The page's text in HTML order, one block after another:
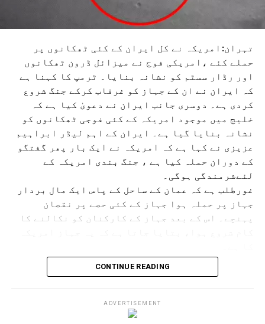
تہران:امریکہ نے کل ایران کے کئی ٹھکانوں پر
حملے کئے ،امریکی فوج نے میزائل ڈرون ٹھکانوں
اور رڈار سسٹم کو نشانہ بنایا۔ ٹرمپ کا کہنا ہے
کہ ایران نے ان کے جہاز کو غرقاب کرکے جنگ شروع
کردی ہے۔ دوسری جانب ایران نے دعویٰ کیا ہے کہ
خلیج میں موجود امریکہ کے کئی فوجی ٹھکانوں کو
نشانہ بنایا گیا ہے۔ ایران کے اہم لیڈر ابراہیم
عزیزی نے کہا ہے کہ امریکہ نے ایک بار پھر گفتگو
کے دوران حملہ کیا ہے ، جنگ بندی امریکہ کے
لئےشرمندگی ہوگی۔
غورطلب ہے کہ عمان کے ساحل کے پاس ایک مال بردار
جہاز پر حملہ ہوا جہاز کے کئی حصے پر نقصان
پہنچے۔ اس کے بعد جہاز کے کارکنان کو نکالنے کا
اس حملے کے بعد امریکہ نے ایران پر حملہ کیا، اس کے جواب
میں ایران نے کئی امریکی ٹھکانوں پر حملہ کیا۔ بہرحال دونوں
ملکوں کے درمیان اب بھی معاہدہ کو حتمی صورت اختیار کرنے
کے لئے گفتگو کو دور جاری ہے۔ پاکستان اس میں ثالث کا رول
ادا کررہا ہے۔ حالانکہ ہرمز کو بند نہیں کیا گیا ہے۔ معاہدہ
CONTINUE READING
ADVERTISEMENT